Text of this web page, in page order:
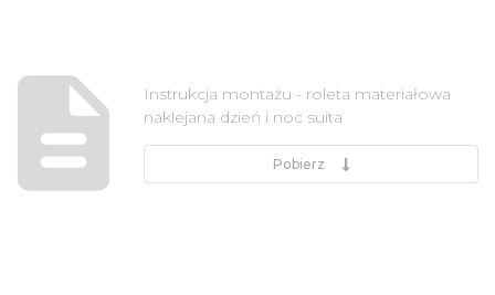
Instrukcja montażu - roleta materiałowa
naklejana dzień i noc suita
Pobierz